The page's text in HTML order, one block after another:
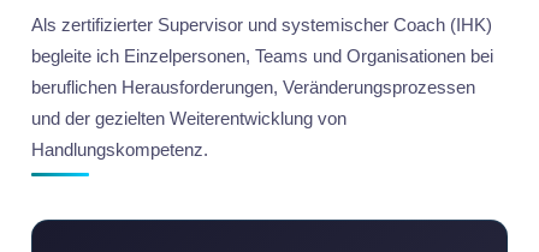
Als zertifizierter Supervisor und systemischer Coach (IHK)
begleite ich Einzelpersonen, Teams und Organisationen bei
beruflichen Herausforderungen, Veränderungsprozessen
und der gezielten Weiterentwicklung von
Handlungskompetenz.